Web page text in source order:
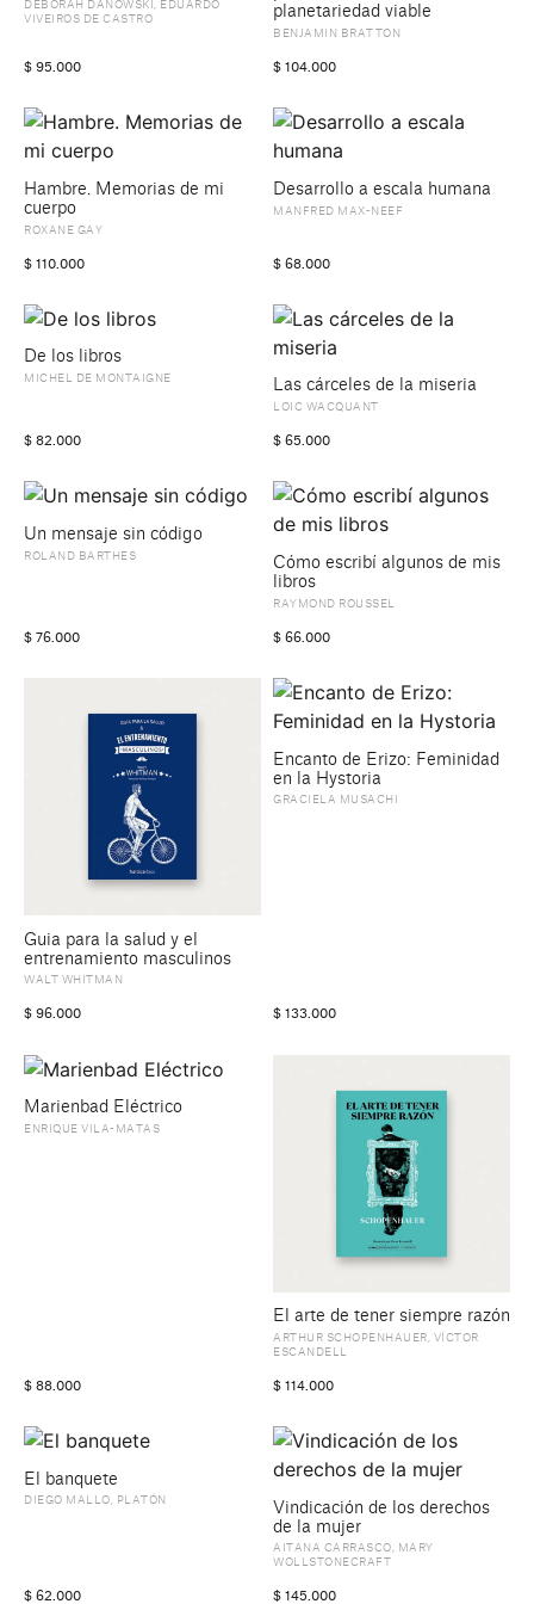
DÉBORAH DANOWSKI , EDUARDO
VIVEIROS DE CASTRO
$ 95.000
planetariedad viable
BENJAMIN BRATTON
$ 104.000
Hambre. Memorias de mi
cuerpo
ROXANE GAY
$ 110.000
Desarrollo a escala humana
MANFRED MAX-NEEF
$ 68.000
De los libros
MICHEL DE MONTAIGNE
$ 82.000
Las cárceles de la miseria
LOIC WACQUANT
$ 65.000
Un mensaje sin código
ROLAND BARTHES
$ 76.000
Cómo escribí algunos de mis
libros
RAYMOND ROUSSEL
$ 66.000
Guia para la salud y el
entrenamiento masculinos
WALT WHITMAN
$ 96.000
Encanto de Erizo: Feminidad
en la Hystoria
GRACIELA MUSACHI
$ 133.000
Marienbad Eléctrico
ENRIQUE VILA-MATAS
$ 88.000
El arte de tener siempre razón
ARTHUR SCHOPENHAUER, VÍCTOR
ESCANDELL
$ 114.000
El banquete
DIEGO MALLO, PLATÓN
$ 62.000
Vindicación de los derechos
de la mujer
AITANA CARRASCO, MARY
WOLLSTONECRAFT
$ 145.000